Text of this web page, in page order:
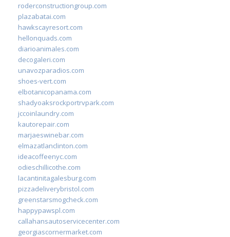
roderconstructiongroup.com
plazabatai.com
hawkscayresort.com
hellonquads.com
diarioanimales.com
decogaleri.com
unavozparadios.com
shoes-vert.com
elbotanicopanama.com
shadyoaksrockportrvpark.com
jccoinlaundry.com
kautorepair.com
marjaeswinebar.com
elmazatlanclinton.com
ideacoffeenyc.com
odieschillicothe.com
lacantinitagalesburg.com
pizzadeliverybristol.com
greenstarsmogcheck.com
happypawspl.com
callahansautoservicecenter.com
georgiascornermarket.com